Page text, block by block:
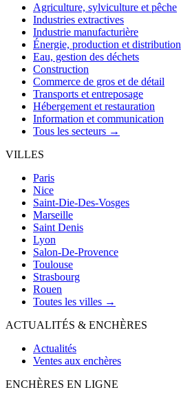
Agriculture, sylviculture et pêche
Industries extractives
Industrie manufacturière
Énergie, production et distribution
Eau, gestion des déchets
Construction
Commerce de gros et de détail
Transports et entreposage
Hébergement et restauration
Information et communication
Tous les secteurs →
VILLES
Paris
Nice
Saint-Die-Des-Vosges
Marseille
Saint Denis
Lyon
Salon-De-Provence
Toulouse
Strasbourg
Rouen
Toutes les villes →
ACTUALITÉS & ENCHÈRES
Actualités
Ventes aux enchères
ENCHÈRES EN LIGNE